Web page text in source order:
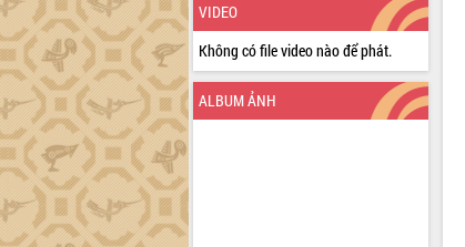
VIDEO
Không có file video nào để phát.
ALBUM ẢNH